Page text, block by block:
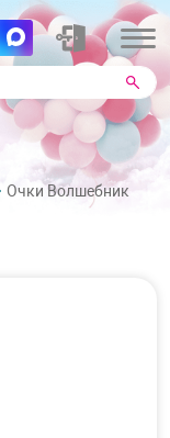
Очки Волшебник